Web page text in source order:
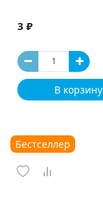
3 ₽
В корзину
Бестселлер